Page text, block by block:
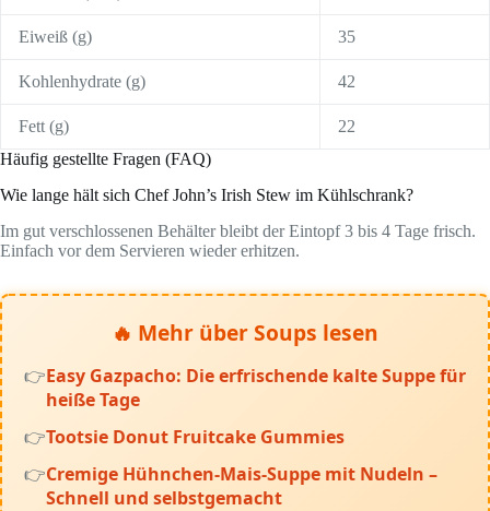
Eiweiß (g) 35
Kohlenhydrate (g) 42
Fett (g)
22
Häufig gestellte Fragen (FAQ)
Wie lange hält sich Chef John’s Irish Stew im Kühlschrank?
Im gut verschlossenen Behälter bleibt der Eintopf 3 bis 4 Tage frisch.
Einfach vor dem Servieren wieder erhitzen.
🔥 Mehr über Soups lesen
Easy Gazpacho: Die erfrischende kalte Suppe für
heiße Tage
Tootsie Donut Fruitcake Gummies
Cremige Hühnchen-Mais-Suppe mit Nudeln –
Schnell und selbstgemacht